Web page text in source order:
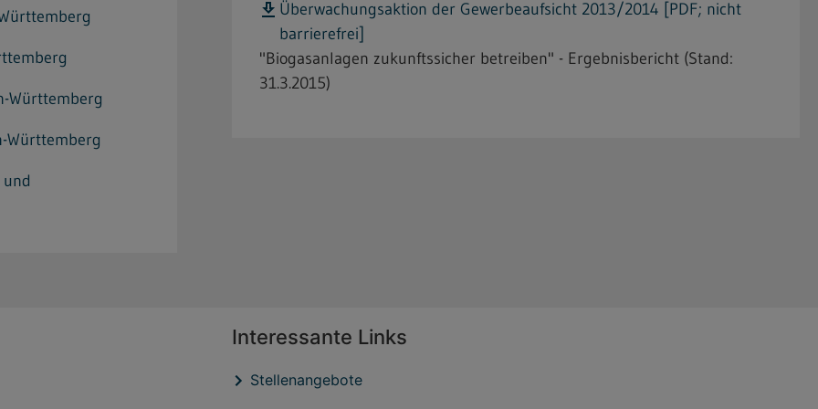
Württemberg
Württemberg
Überwachungsaktion der Gewerbeaufsicht 2013/2014 [PDF; nicht
barrierefrei]
"Biogasanlagen zukunftssicher betreiben" - Ergebnisbericht (Stand:
31.3.2015)
Interessante Links
Stellenangebote